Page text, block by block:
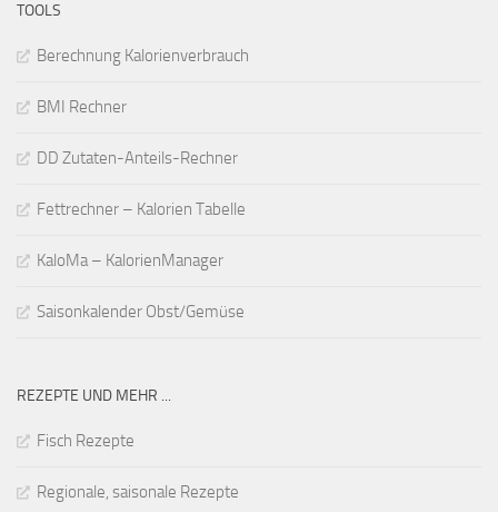
TOOLS
Berechnung Kalorienverbrauch
BMI Rechner
DD Zutaten-Anteils-Rechner
Fettrechner – Kalorien Tabelle
KaloMa – KalorienManager
Saisonkalender Obst/Gemüse
REZEPTE UND MEHR ...
Fisch Rezepte
Regionale, saisonale Rezepte